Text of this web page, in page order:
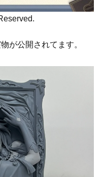
が公開されてます。